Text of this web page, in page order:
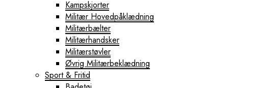
Kampskjorter
Militær Hovedpåklædning
Militærbælter
Militærhandsker
Militærstøvler
Øvrig Militærbeklædning
Sport & Fritid